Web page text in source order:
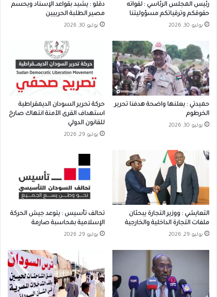
رئيس المجلس الرئاسي : لقواته
حقوقكم وترقياتكم مسؤوليتنا
يوليو 30, 2026
دقلو : يشيد بقواعد الإسناد ويحسم
مصير الطلبة الحربيين
يوليو 30, 2026
حميدتي : يعلنها واضحة هدفنا تحرير
الخرطوم
يوليو 30, 2026
حركة تحرير السودان الديمقراطية
استهداف القرى الآمنة انتهاك صارخ
للقانون الدولي
يوليو 29, 2026
التعايشي : ووزير التجارة يبحثان
ملفات التجارة الداخلية والخارجية
يوليو 29, 2026
تحالف تأسيس : يتوعد جيش الحركة
الإسلامية بمحاسبة صارمة
يوليو 29, 2026